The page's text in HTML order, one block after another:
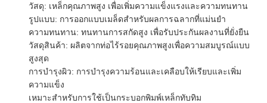
วัสดุ: เหล็กคุณภาพสูง เพื่อเพิ่มความแข็งแรงและความทนทาน
รูปแบบ: การออกแบบเมล็ดสําหรับผลการฉลากที่แม่นยํา
ความทนทาน: ทนทานการสกัดสูง เพื่อรับประกันผลงานที่ยั่งยืน
วัสดุสินค้า: ผลิตจากท่อไร้รอยคุณภาพสูงเพื่อความสมบูรณ์แบบ
สูงสุด
การบํารุงผิว: การบํารุงความร้อนและเคลือบให้เรียบและเพิ่ม
ความแข็ง
เหมาะสําหรับการใช้เป็นกระบอกพิมพ์เหล็กทับทิม